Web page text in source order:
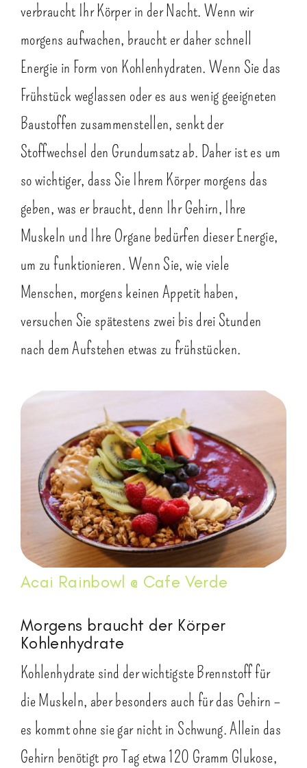
verbraucht Ihr Körper in der Nacht. Wenn wir
morgens aufwachen, braucht er daher schnell
Energie in Form von Kohlenhydraten. Wenn Sie das
Frühstück weglassen oder es aus wenig geeigneten
Baustoffen zusammenstellen, senkt der
Stoffwechsel den Grundumsatz ab. Daher ist es um
so wichtiger, dass Sie Ihrem Körper morgens das
geben, was er braucht, denn Ihr Gehirn, Ihre
Muskeln und Ihre Organe bedürfen dieser Energie,
um zu funktionieren. Wenn Sie, wie viele
Menschen, morgens keinen Appetit haben,
versuchen Sie spätestens zwei bis drei Stunden
nach dem Aufstehen etwas zu frühstücken.
Acai Rainbowl @ Cafe Verde
Morgens braucht der Körper
Kohlenhydrate
Kohlenhydrate sind der wichtigste Brennstoff für
die Muskeln, aber besonders auch für das Gehirn –
es kommt ohne sie gar nicht in Schwung. Allein das
Gehirn benötigt pro Tag etwa 120 Gramm Glukose,